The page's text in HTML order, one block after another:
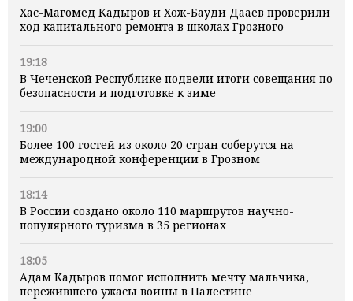
Хас-Магомед Кадыров и Хож-Бауди Дааев проверили
ход капитального ремонта в школах Грозного
19:18
В Чеченской Республике подвели итоги совещания по
безопасности и подготовке к зиме
19:00
Более 100 гостей из около 20 стран соберутся на
международной конференции в Грозном
18:14
В России создано около 110 маршрутов научно-
популярного туризма в 35 регионах
18:05
Адам Кадыров помог исполнить мечту мальчика,
пережившего ужасы войны в Палестине